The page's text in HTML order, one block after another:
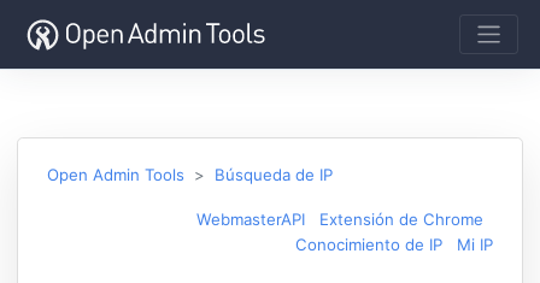
Open Admin Tools Búsqueda de IP
WebmasterAPI
Extensión de Chrome
Conocimiento de IP
Mi IP